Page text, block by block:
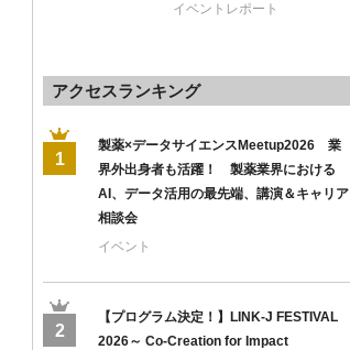
イベントレポート
アクセスランキング
1
製薬×データサイエンスMeetup2026 業
界外出身者も活躍！ 製薬業界における
AI、データ活用の最先端、講演＆キャリア
相談会
イベント
2
【プログラム決定！】LINK-J FESTIVAL
2026～ Co-Creation for Impact